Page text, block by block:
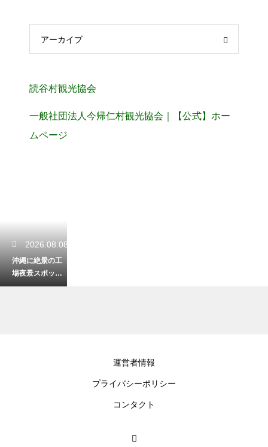
アーカイブ
読谷村観光協会
一般社団法人今帰仁村観光協会｜【公式】ホー
ムページ
2026.08.08
沖縄に絶景の工
場夜景スポット
はあるか！夜の
運営者情報
プライバシーポリシー
コンタクト